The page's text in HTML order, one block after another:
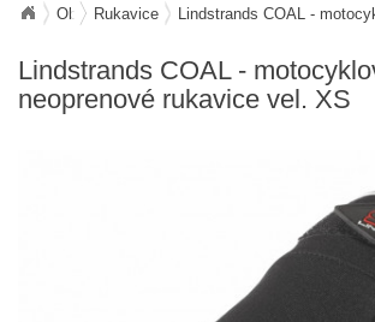
OblečeníRukavice Lindstrands COAL -
Lindstrands COAL -
neoprenové rukavice vel. XS